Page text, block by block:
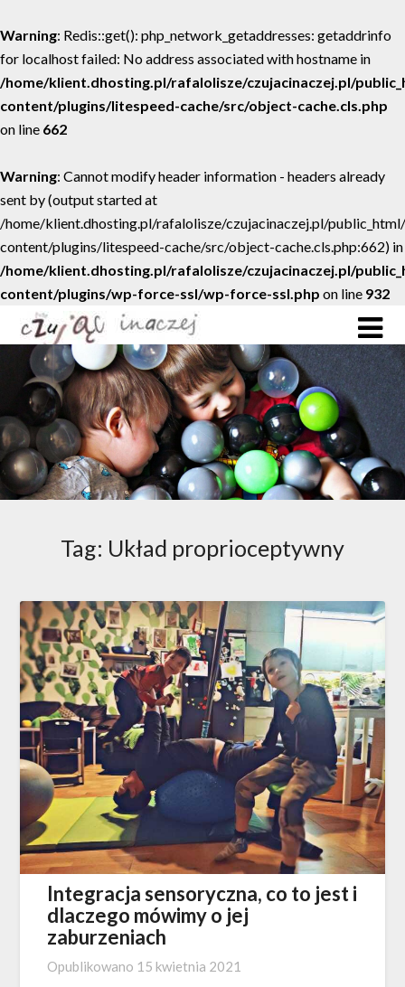
Warning: Redis::get(): php_network_getaddresses: getaddrinfo
for localhost failed: No address associated with hostname in
/home/klient.dhosting.pl/rafalolisze/czujacinaczej.pl/
content/plugins/litespeed-cache/src/object-cache.cls.php
on line 662
Warning: Cannot modify header information - headers already
sent by (output started at
/home/klient.dhosting.pl/rafalolisze/czujacinaczej.pl/
content/plugins/litespeed-cache/src/object-cache.cls.php:662) in
/home/klient.dhosting.pl/rafalolisze/czujacinaczej.pl/
content/plugins/wp-force-ssl/wp-force-ssl.php on line 932
Tag: Układ proprioceptywny
Integracja sensoryczna, co to jest i
dlaczego mówimy o jej
zaburzeniach
Opublikowano 15 kwietnia 2021